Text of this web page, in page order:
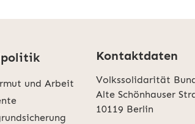
und Arbeit
Kontaktdaten
Volkssolidarität
Alte Schönhauser
10119 Berlin